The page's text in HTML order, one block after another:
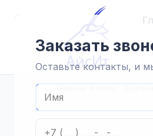
Заказать
Оставьте контакты, и